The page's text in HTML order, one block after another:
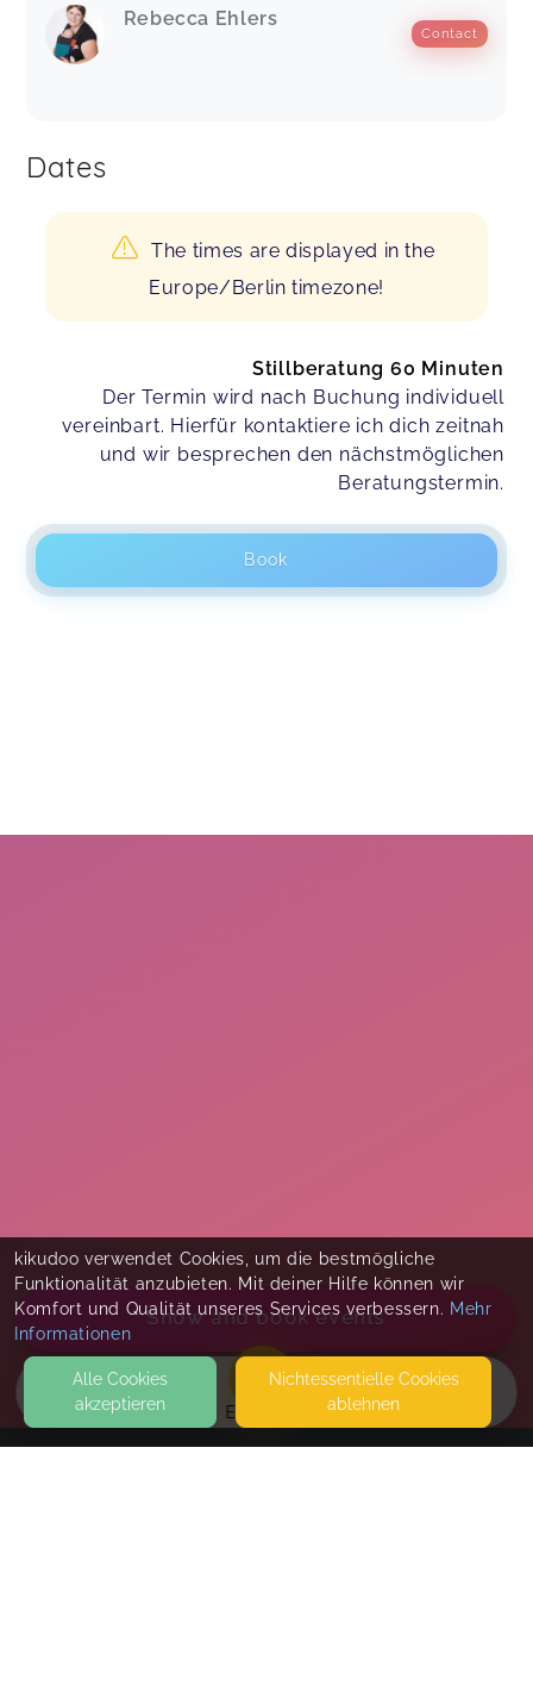
EVENTS
Rebecca Ehlers
Contact
Dates
The times are displayed in the
Europe/Berlin timezone!
Stillberatung 60 Minuten
Der Termin wird nach Buchung individuell
vereinbart. Hierfür kontaktiere ich dich zeitnah
und wir besprechen den nächstmöglichen
Beratungstermin.
Book
Show and book events
kikudoo verwendet Cookies, um die bestmögliche
Funktionalität anzubieten. Mit deiner Hilfe können wir
Komfort und Qualität unseres Services verbessern. Mehr
Informationen
Alle Cookies
akzeptieren
Nicht­essentielle Cookies
ablehnen